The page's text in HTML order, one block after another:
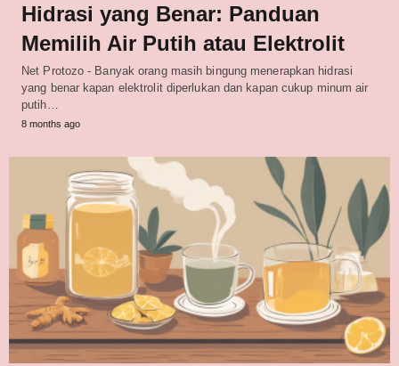
Hidrasi yang Benar: Panduan
Memilih Air Putih atau Elektrolit
Net Protozo - Banyak orang masih bingung menerapkan hidrasi
yang benar kapan elektrolit diperlukan dan kapan cukup minum air
putih…
8 months ago